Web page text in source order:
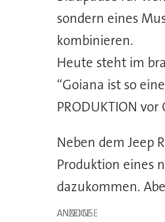
sondern eines
kombinieren.
Heute steht im
“Goiana ist so
PRODUKTION vor
Neben dem Jeep
Produktion eines
dazukommen.
ANZEIGE